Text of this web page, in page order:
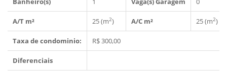
A/T m² 25 (m2) A/C m² 25 (m2)
Taxa de condominio: R$ 300,00
Diferenciais